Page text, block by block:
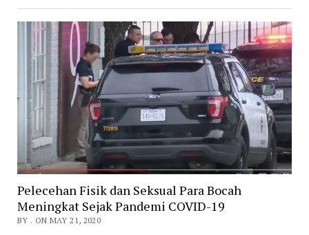
Pelecehan Fisik dan Seksual Para Bocah
Meningkat Sejak Pandemi COVID-19
BY . ON MAY 21, 2020